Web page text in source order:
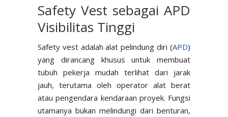
Safety Vest sebagai APD
Visibilitas Tinggi
Safety vest adalah alat pelindung diri (APD)
yang dirancang khusus untuk membuat
tubuh pekerja mudah terlihat dari jarak
jauh, terutama oleh operator alat berat
atau pengendara kendaraan proyek. Fungsi
utamanya bukan melindungi dari benturan,